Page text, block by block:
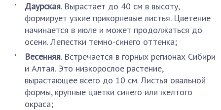
Даурская. Вырастает до 40 см в высоту,
формирует узкие прикорневые листья. Цветение
начинается в июле и может продолжаться до
осени. Лепестки темно-синего оттенка;
Весенняя. Встречается в горных регионах Сибири
и Алтая. Это низкорослое растение,
вырастающее всего до 10 см. Листья овальной
формы, крупные цветки синего или желтого
окраса;